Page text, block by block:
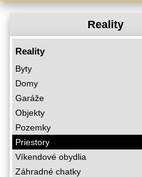
Reality
Reality
Byty
Domy
Garáže
Objekty
Pozemky
Priestory
Víkendové obydlia
Záhradné chatky